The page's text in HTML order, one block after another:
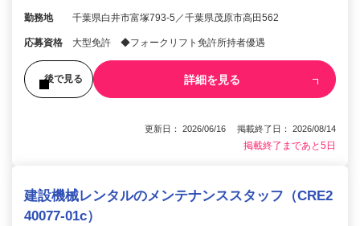
勤務地 千葉県白井市富塚793-5／千葉県茂原市高田562
応募資格 大型免許 ◆フォークリフト免許所持者優遇
後で見る 詳細を見る
更新日： 2026/06/16 掲載終了日： 2026/08/14
掲載終了まであと5日
建設機械レンタルのメンテナンススタッフ（CRE2
40077-01c）